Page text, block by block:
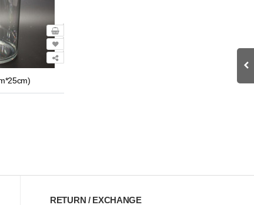
RETURN / EXCHANGE